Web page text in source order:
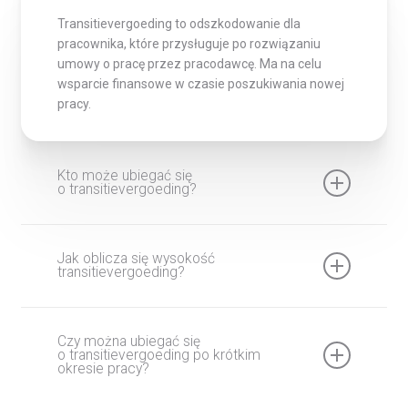
Transitievergoeding to odszkodowanie dla
pracownika, które przysługuje po rozwiązaniu
umowy o pracę przez pracodawcę. Ma na celu
wsparcie finansowe w czasie poszukiwania nowej
pracy.
Kto może ubiegać się
o transitievergoeding?
przez pracodawcę, o ile umowa trwała co najmniej
jeden dzień. Pracownik nie może być zwolniony
Jak oblicza się wysokość
transitievergoeding?
w 2024 roku to 94 000 euro lub roczne wynagrodzenie,
jeśli jest ono wyższe.
Czy można ubiegać się
o transitievergoeding po krótkim
okresie pracy?